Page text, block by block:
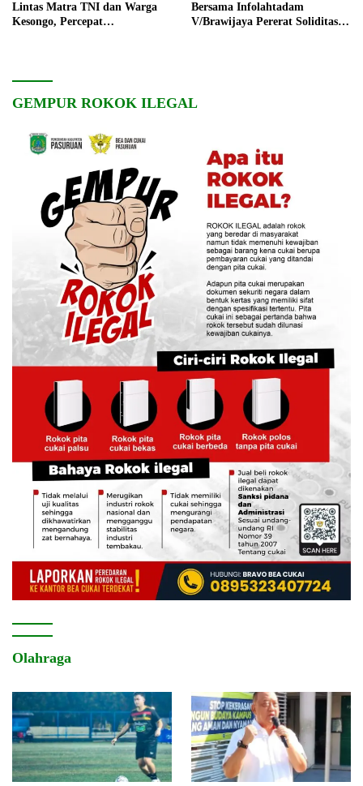
Lintas Matra TNI dan Warga
Kesongo, Percepat
Bersama Infolahtadam
V/Brawijaya Pererat Soliditas
GEMPUR ROKOK ILEGAL
Olahraga